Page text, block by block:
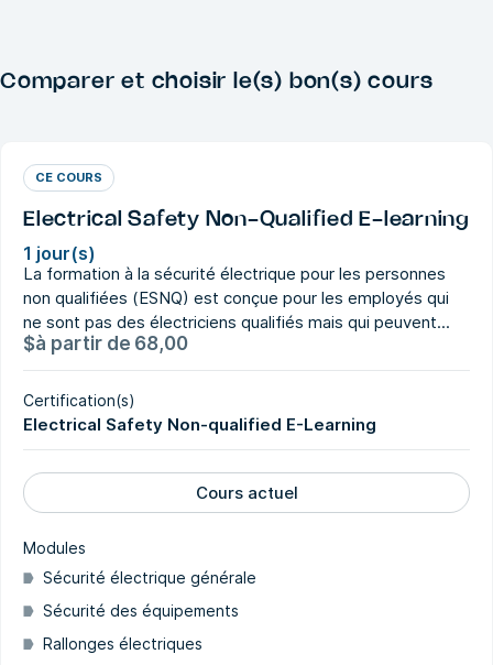
Comparer et choisir le(s) bon(s) cours
CE COURS
Electrical Safety Non-Qualified E-learning
1 jour(s)
La formation à la sécurité électrique pour les personnes
non qualifiées (ESNQ) est conçue pour les employés qui
ne sont pas des électriciens qualifiés mais qui peuvent...
$à partir de 68,00
Certification(s)
Electrical Safety Non-qualified E-Learning
Cours actuel
Modules
Sécurité électrique générale
Sécurité des équipements
Rallonges électriques